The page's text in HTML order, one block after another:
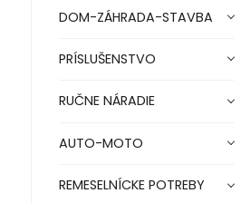
DOM-ZÁHRADA-STAVBA
PRÍSLUŠENSTVO
RUČNE NÁRADIE
AUTO-MOTO
REMESELNÍCKE POTREBY